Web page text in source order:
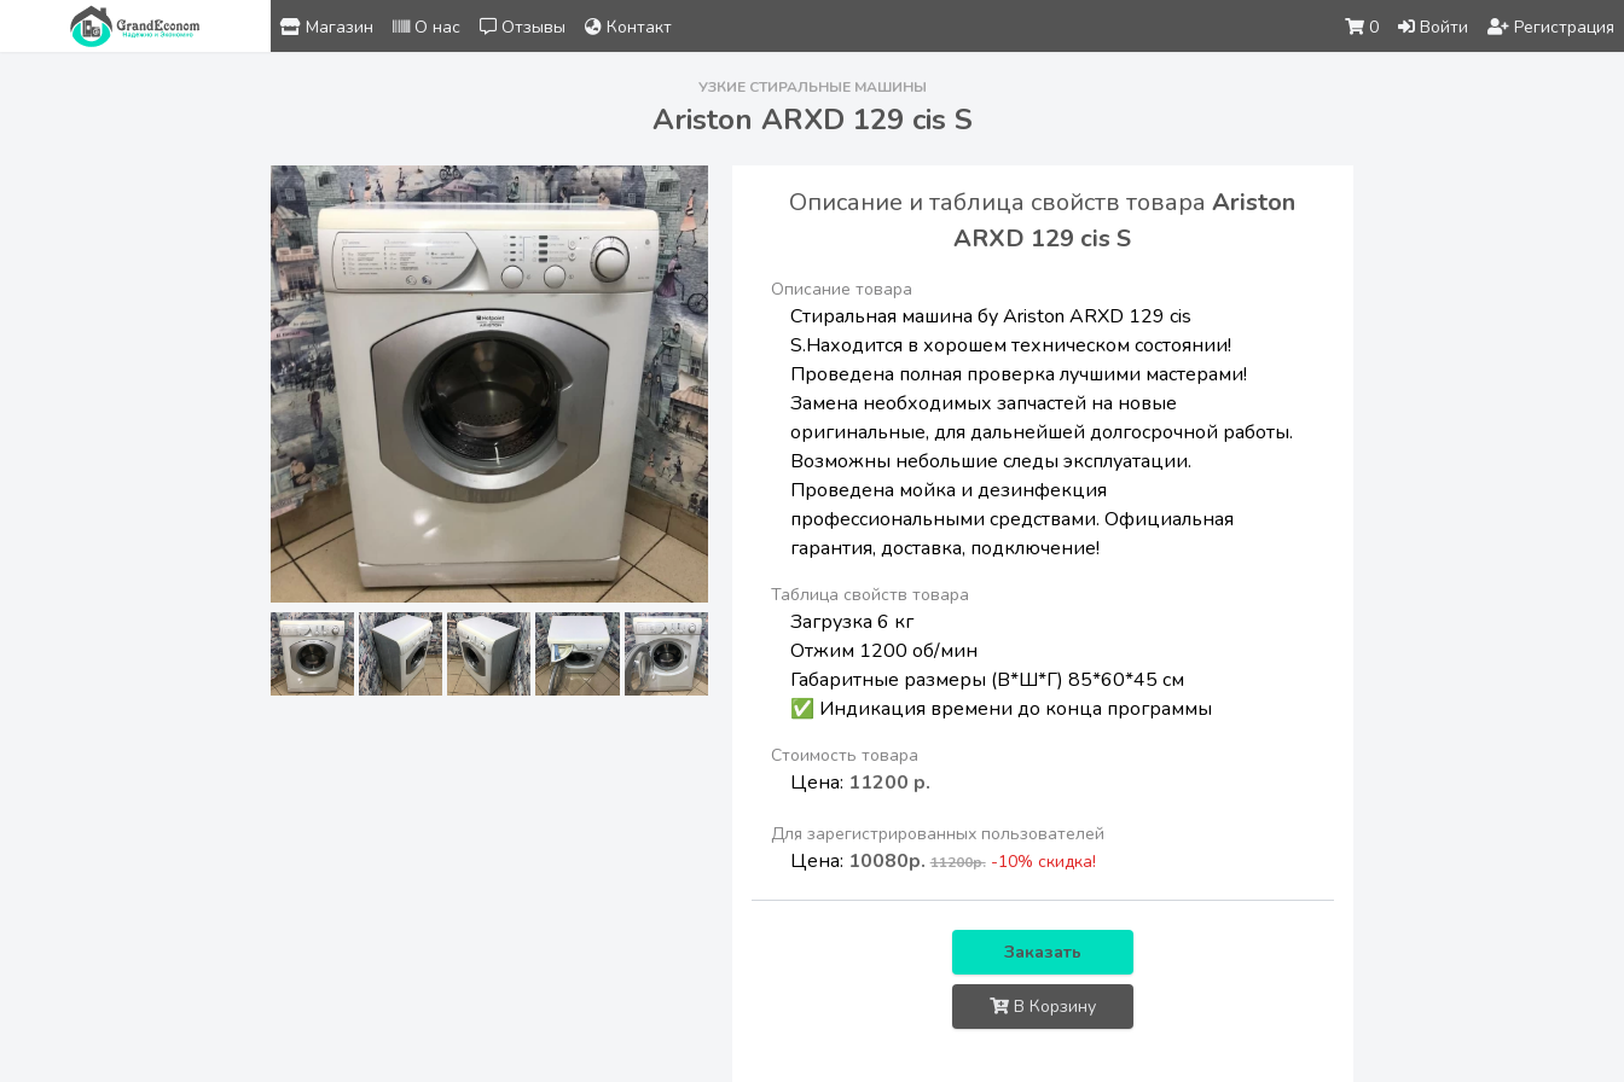
Магазин О нас Отзывы Контакт 0 Войти Регистрация
УЗКИЕ СТИРАЛЬНЫЕ МАШИНЫ
Ariston ARXD 129 cis S
Описание и таблица свойств товараAriston
ARXD 129 cis S
Описание товара
Стиральная машина бу Ariston ARXD 129 cis
S.Находится в хорошем техническом состоянии!
Проведена полная проверка лучшими мастерами!
Замена необходимых запчастей на новые
оригинальные, для дальнейшей долгосрочной работы.
Возможны небольшие следы эксплуатации.
Проведена мойка и дезинфекция
профессиональными средствами. Официальная
гарантия, доставка, подключение!
Таблица свойств товара
Загрузка 6 кг
Отжим 1200 об/мин
Габаритные размеры (В*Ш*Г) 85*60*45 см
✅ Индикация времени до конца программы
Стоимость товара
Цена: 11200 р.
Для зарегистрированных пользователей
Цена: 10080р. 11200р. -10% скидка!
Заказать
В Корзину